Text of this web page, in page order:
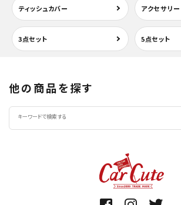
ティッシュカバー アクセサリー
3点セット 5点セット
他の商品を探す